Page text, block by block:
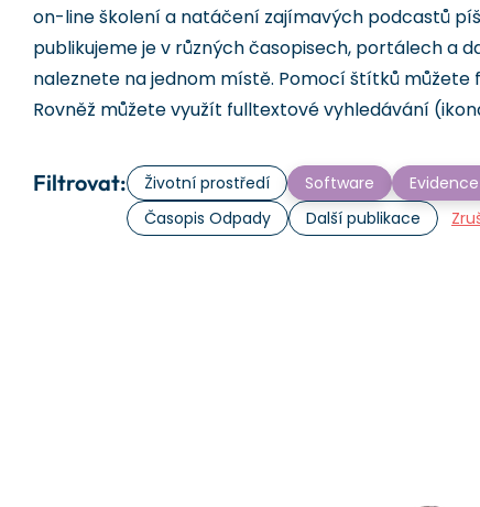
on-line školení a natáčení zajímavých podcastů
publikujeme je v různých časopisech, portálech a
naleznete na jednom místě. Pomocí štítků
Rovněž můžete využít fulltextové vyhledávání
Filtrovat: Životní prostředí Software
Časopis Odpady
Další publikace